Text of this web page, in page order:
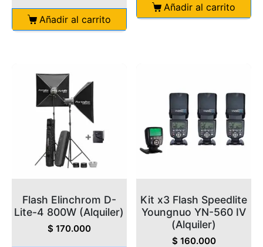
Añadir al carrito
Añadir al carrito
Flash Elinchrom D-
Lite-4 800W (Alquiler)
$ 170.000
Kit x3 Flash Speedlite
Youngnuo YN-560 IV
(Alquiler)
$ 160.000